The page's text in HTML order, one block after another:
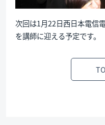
次回は1月22日西日本電
を講師に迎える予定です。